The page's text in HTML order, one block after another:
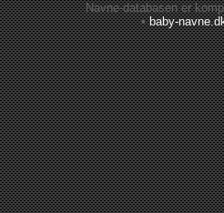
Navne-databasen er
•baby-